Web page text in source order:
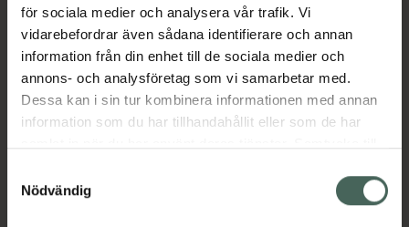
för sociala medier och analysera vår trafik. Vi
vidarebefordrar även sådana identifierare och annan
information från din enhet till de sociala medier och
annons- och analysföretag som vi samarbetar med.
Dessa kan i sin tur kombinera informationen med annan
information som du har tillhandahållit eller som de har
återkalla ditt samtycke via webbplatsens
cookieinställningar. Ett återkallat samtycke påverkar inte
Nödvändig
Jämförpris 34,63 kr/st
05390166047465
Kategorier:
MageStomi